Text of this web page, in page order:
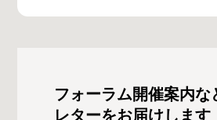
フォーラム開催案内な
レターをお届けします